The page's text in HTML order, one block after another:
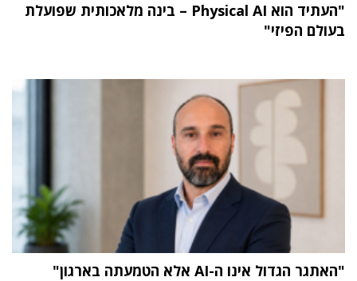
"העתיד הוא Physical AI – בינה מלאכותית שפועלת
בעולם הפיזי"
"האתגר הגדול אינו ה-AI אלא הטמעתה בארגון"